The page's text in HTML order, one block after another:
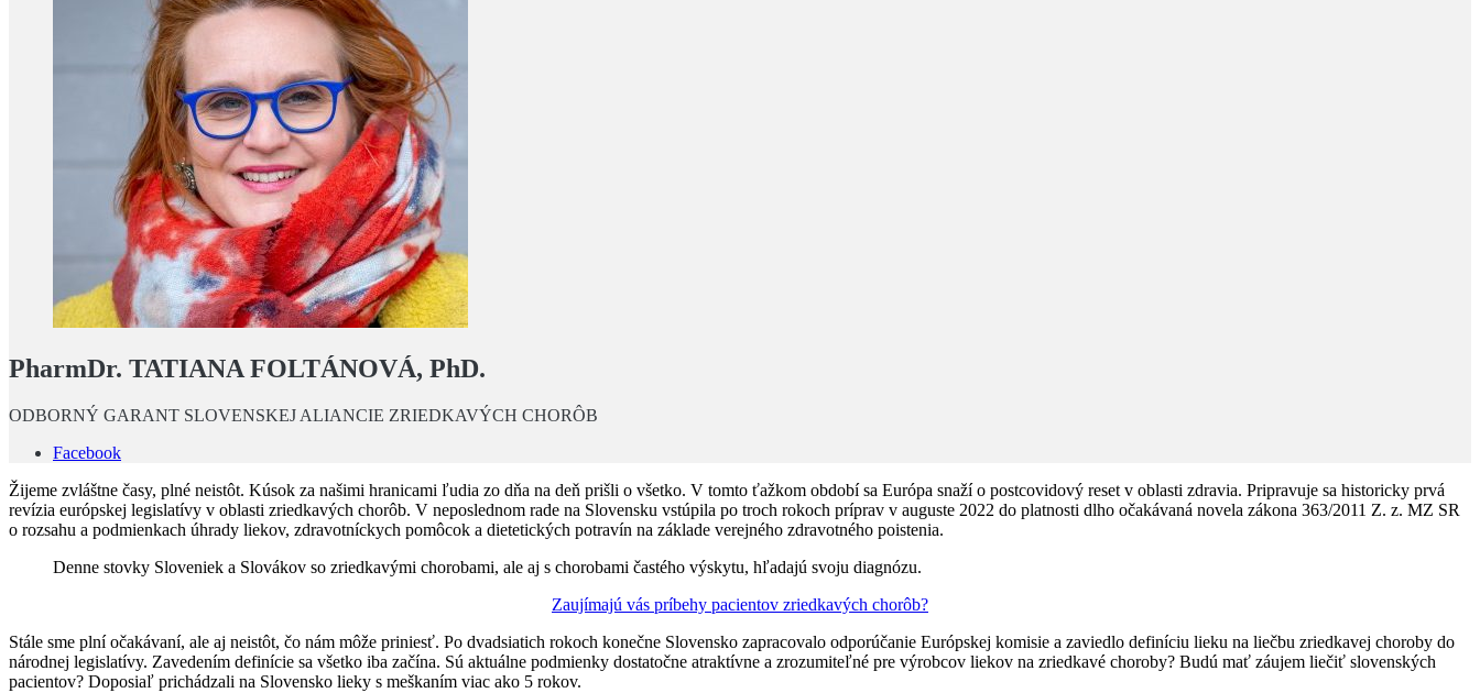
PharmDr. TATIANA FOLTÁNOVÁ, PhD.
ODBORNÝ GARANT SLOVENSKEJ ALIANCIE ZRIEDKAVÝCH CHORÔB
Facebook
Žijeme zvláštne časy, plné neistôt. Kúsok za našimi hranicami ľudia zo dňa na deň prišli o všetko. V tomto ťažkom období sa Európa snaží o postcovidový reset v oblasti zdravia. Pripravuje sa historicky prvá
revízia európskej legislatívy v oblasti zriedkavých chorôb. V neposlednom rade na Slovensku vstúpila po troch rokoch príprav v auguste 2022 do platnosti dlho očakávaná novela zákona 363/2011 Z. z. MZ SR
o rozsahu a podmienkach úhrady liekov, zdravotníckych pomôcok a dietetických potravín na základe verejného zdravotného poistenia.
Denne stovky Sloveniek a Slovákov so zriedkavými chorobami, ale aj s chorobami častého výskytu, hľadajú svoju diagnózu.
Zaujímajú vás príbehy pacientov zriedkavých chorôb?
Stále sme plní očakávaní, ale aj neistôt, čo nám môže priniesť. Po dvadsiatich rokoch konečne Slovensko zapracovalo odporúčanie Európskej komisie a zaviedlo definíciu lieku na liečbu zriedkavej choroby do
národnej legislatívy. Zavedením definície sa všetko iba začína. Sú aktuálne podmienky dostatočne atraktívne a zrozumiteľné pre výrobcov liekov na zriedkavé choroby? Budú mať záujem liečiť slovenských
pacientov? Doposiaľ prichádzali na Slovensko lieky s meškaním viac ako 5 rokov.